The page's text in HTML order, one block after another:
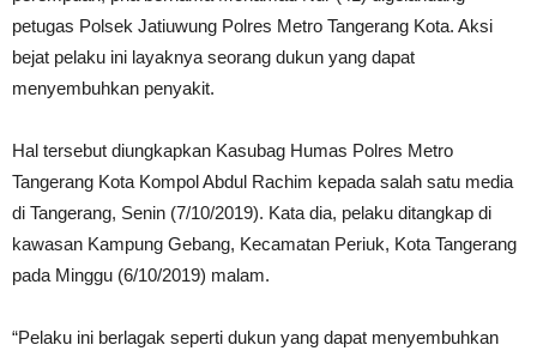
petugas Polsek Jatiuwung Polres Metro Tangerang Kota. Aksi
bejat pelaku ini layaknya seorang dukun yang dapat
menyembuhkan penyakit.
Hal tersebut diungkapkan Kasubag Humas Polres Metro
Tangerang Kota Kompol Abdul Rachim kepada salah satu media
di Tangerang, Senin (7/10/2019). Kata dia, pelaku ditangkap di
kawasan Kampung Gebang, Kecamatan Periuk, Kota Tangerang
pada Minggu (6/10/2019) malam.
“Pelaku ini berlagak seperti dukun yang dapat menyembuhkan